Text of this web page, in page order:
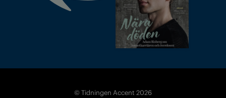
© Tidningen Accent 2026